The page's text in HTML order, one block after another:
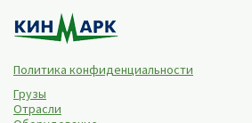
Политика конфиденциальности
Грузы
Отрасли